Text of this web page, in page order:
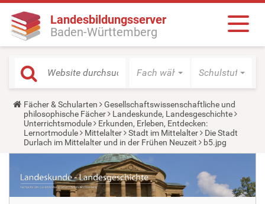
Landesbildungsserver
Baden-Württemberg
Fach wählen Schulstufe
Y
o
u
a
r
e
r
e
:
Fächer & Schularten
Gesellschaftswissenschaftliche und
philosophische Fächer
Landeskunde, Landesgeschichte
Unterrichtsmodule
Erkunden, Erleben, Entdecken:
Lernortmodule
Mittelalter Stadt im Mittelalter
Die Stadt
Durlach im Mittelalter und in der Frühen Neuzeit
b5.jpg